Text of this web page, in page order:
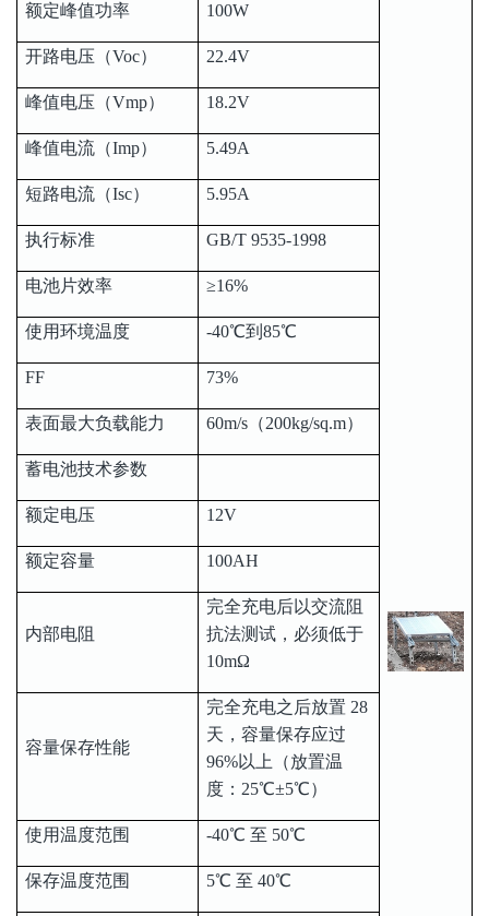
额定峰值功率 100W
开路电压（Voc） 22.4V
峰值电压（Vmp） 18.2V
峰值电流（Imp） 5.49A
短路电流（Isc） 5.95A
执行标准 GB/T 9535-1998
电池片效率 ≥16%
使用环境温度 -40℃到85℃
FF 73%
表面最大负载能力 60m/s（200kg/sq.m）
蓄电池技术参数
额定电压 12V
额定容量 100AH
内部电阻
完全充电后以交流阻
抗法测试，必须低于
10mΩ
容量保存性能
完全充电之后放置 28
天，容量保存应过
96%以上（放置温
度：25℃±5℃）
使用温度范围 -40℃ 至 50℃
保存温度范围 5℃ 至 40℃